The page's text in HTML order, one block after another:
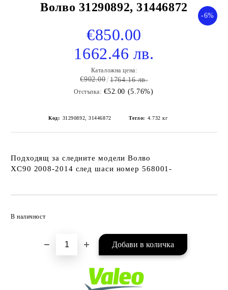
Волво 31290892, 31446872
-6%
€850.00
1662.46 лв.
Каталожна цена:
€902.00 1764.16 лв.
Отстъпка: €52.00 (5.76%)
Код: 31290892, 31446872 Тегло: 4.732 кг
Подходящ за следните модели Волво
XC90 2008-2014 след шаси номер 568001-
В наличност